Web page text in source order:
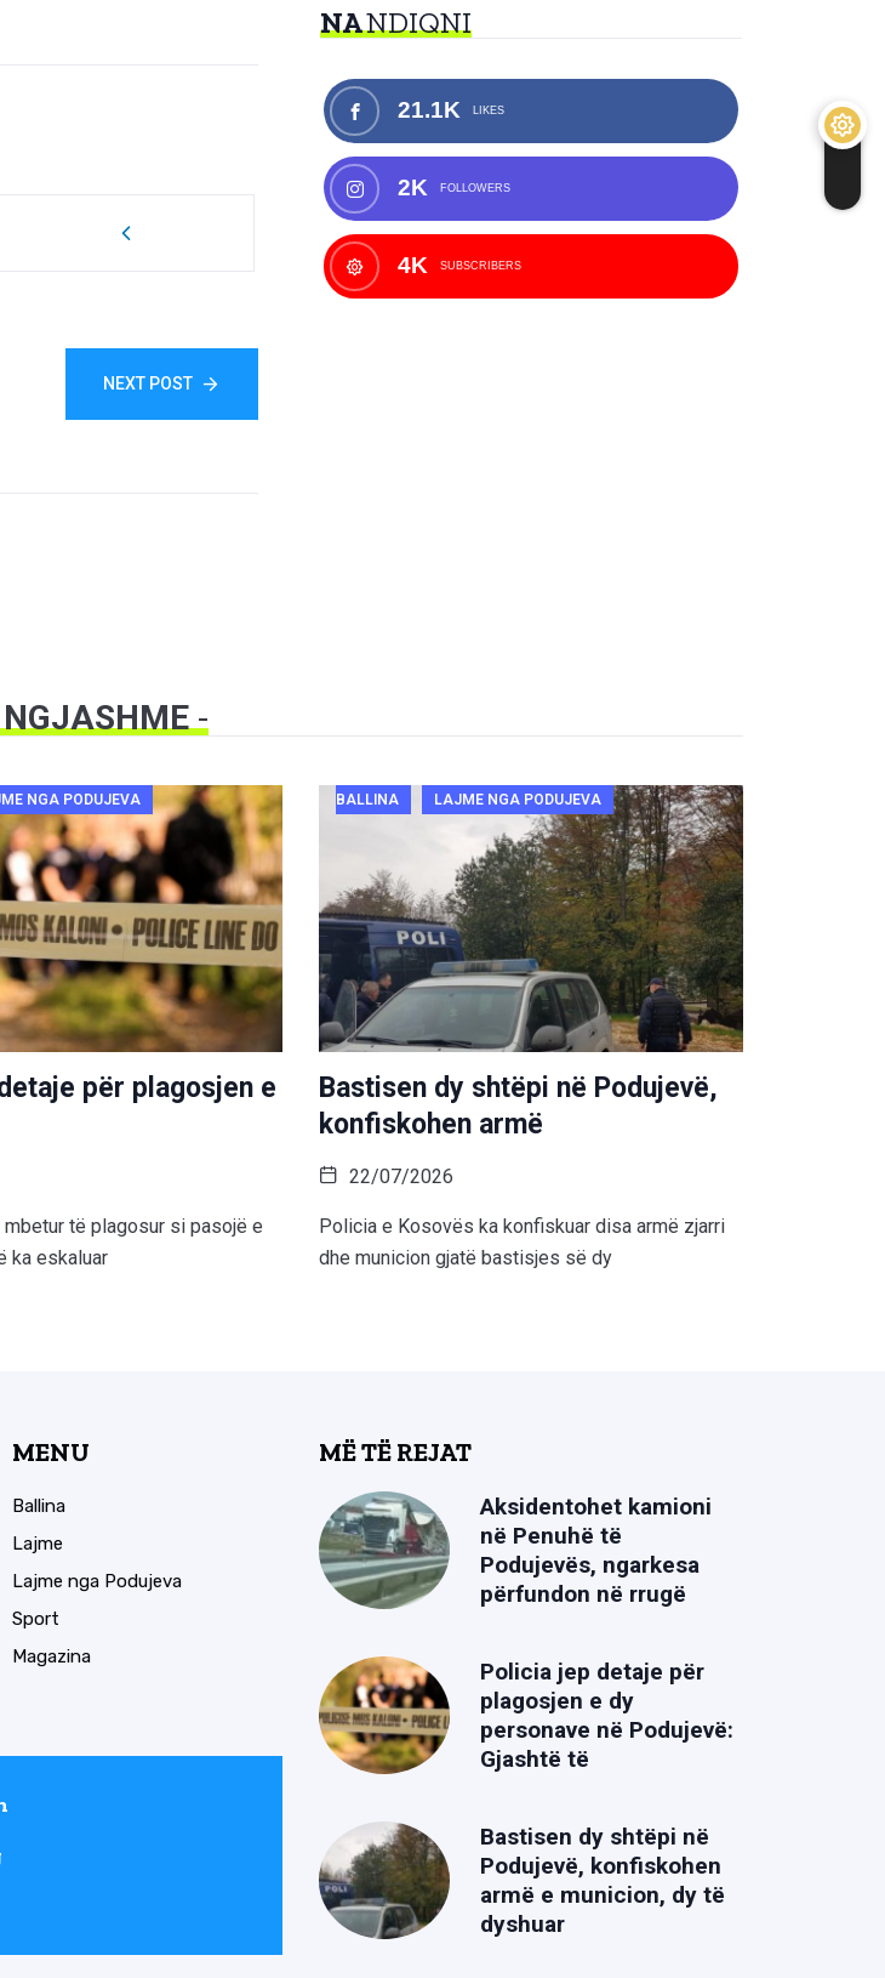
NEXT POST
NANDIQNI
21.1K LIKES
2K FOLLOWERS
4K SUBSCRIBERS
-
NGA PODUJEVA
për plagosjen e
mbetur të plagosur si pasojë e
ka eskaluar
BALLINA LAJME NGA PODUJEVA
Bastisen dy shtëpi në Podujevë,
konfiskohen armë
22/07/2026
Policia e Kosovës ka konfiskuar disa armë zjarri
dhe municion gjatë bastisjes së dy
MENU
Ballina
Lajme
Lajme nga Podujeva
Sport
Magazina
MË TË REJAT
Aksidentohet kamioni
në Penuhë të
Podujevës, ngarkesa
përfundon në rrugë
Policia jep detaje për
plagosjen e dy
personave në Podujevë:
Gjashtë të
Bastisen dy shtëpi në
Podujevë, konfiskohen
armë e municion, dy të
dyshuar